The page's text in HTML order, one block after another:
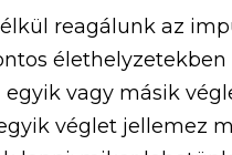
reagálunk az
élethelyzetekben
vagy másik
véglet jellemez